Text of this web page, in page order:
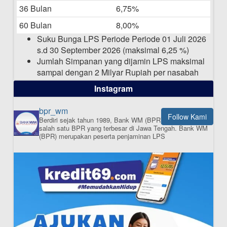
Pengumuman Nama Baru Perusahaan
36 Bulan
6,75%
60 Bulan
8,00%
Suku Bunga LPS Periode Periode 01 Juli 2026
s.d 30 September 2026 (maksimal 6,25 %)
Jumlah Simpanan yang dijamin LPS maksimal
sampai dengan 2 Milyar Rupiah per nasabah
dalam satu bank
ISI APLIKASI SEKARANG
Instagram
Follow Kami
bpr_wm
Berdiri sejak tahun 1989, Bank WM (BPR) merupakan
salah satu BPR yang terbesar di Jawa Tengah.Bank WM
(BPR) merupakan peserta penjaminan LPS